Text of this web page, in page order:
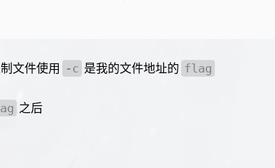
文件使用 -c 是我的文件地址的 flag
之后